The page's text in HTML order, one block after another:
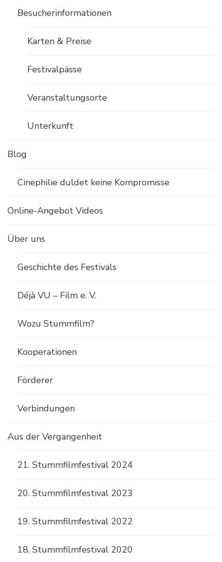
Besucherinformationen
Karten & Preise
Festivalpässe
Veranstaltungsorte
Unterkunft
Blog
Cinephilie duldet keine Kompromisse
Online-Angebot Videos
Über uns
Geschichte des Festivals
Déjà VU – Film e. V.
Wozu Stummfilm?
Kooperationen
Förderer
Verbindungen
Aus der Vergangenheit
21. Stummfilmfestival 2024
20. Stummfilmfestival 2023
19. Stummfilmfestival 2022
18. Stummfilmfestival 2020